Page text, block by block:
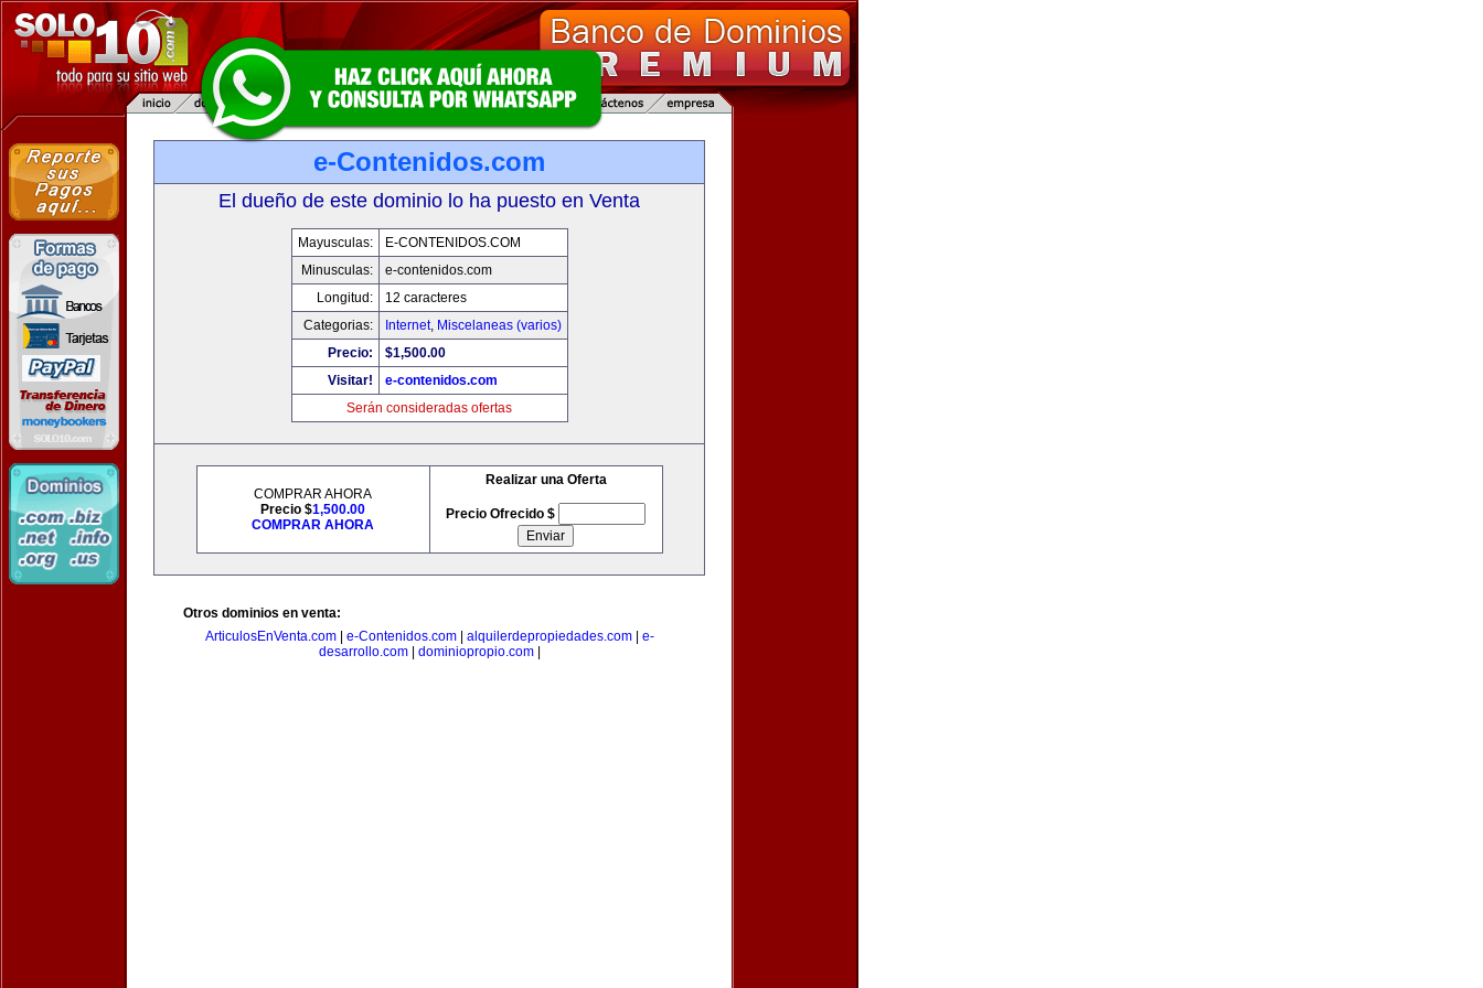
e-Contenidos.com
El dueño de este dominio lo ha puesto en Venta
Mayusculas:
E-CONTENIDOS.COM
Minusculas:
e-contenidos.com
Longitud:
12 caracteres
Categorias:
Internet, Miscelaneas (varios)
Precio:
$1,500.00
Visitar!
e-contenidos.com
Serán consideradas ofertas
COMPRAR AHORA
Precio $1,500.00
COMPRAR AHORA
Realizar una Oferta
Precio Ofrecido $
Otros dominios en venta:
ArticulosEnVenta.com| e-Contenidos.com| alquilerdepropiedades.com| e-
desarrollo.com| dominiopropio.com|